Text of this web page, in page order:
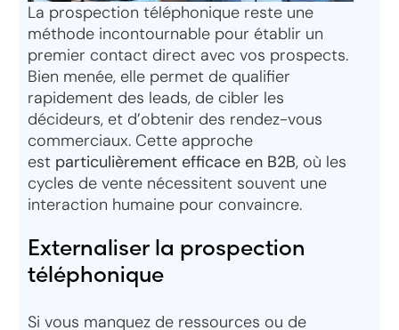
La prospection téléphonique reste une
méthode incontournable pour établir un
premier contact direct avec vos prospects.
Bien menée, elle permet de qualifier
rapidement des leads, de cibler les
décideurs, et d’obtenir des rendez-vous
commerciaux. Cette approche
est particulièrement efficace en B2B, où les
cycles de vente nécessitent souvent une
interaction humaine pour convaincre.
Externaliser la prospection
téléphonique
Si vous manquez de ressources ou de
Nous contacter
Audit gratuit